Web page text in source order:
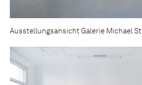
Ausstellungsansicht Galerie Michael